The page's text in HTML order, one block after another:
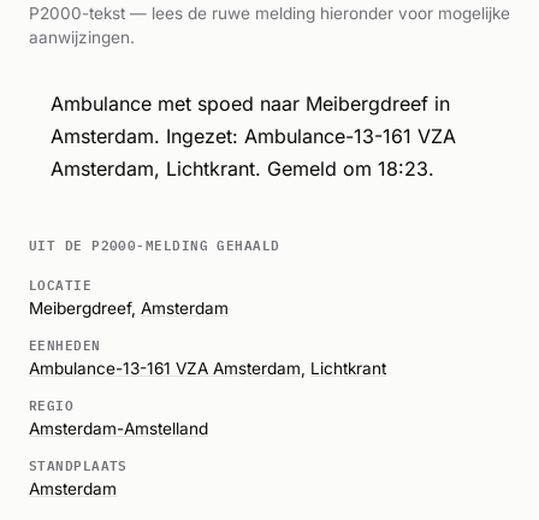
P2000-tekst — lees de ruwe melding hieronder voor mogelijke
aanwijzingen.
Ambulance met spoed naar Meibergdreef in
Amsterdam. Ingezet: Ambulance-13-161 VZA
Amsterdam, Lichtkrant. Gemeld om 18:23.
UIT DE P2000-MELDING GEHAALD
LOCATIE
Meibergdreef, Amsterdam
EENHEDEN
Ambulance-13-161 VZA Amsterdam Lichtkrant
REGIO
Amsterdam-Amstelland
STANDPLAATS
Amsterdam